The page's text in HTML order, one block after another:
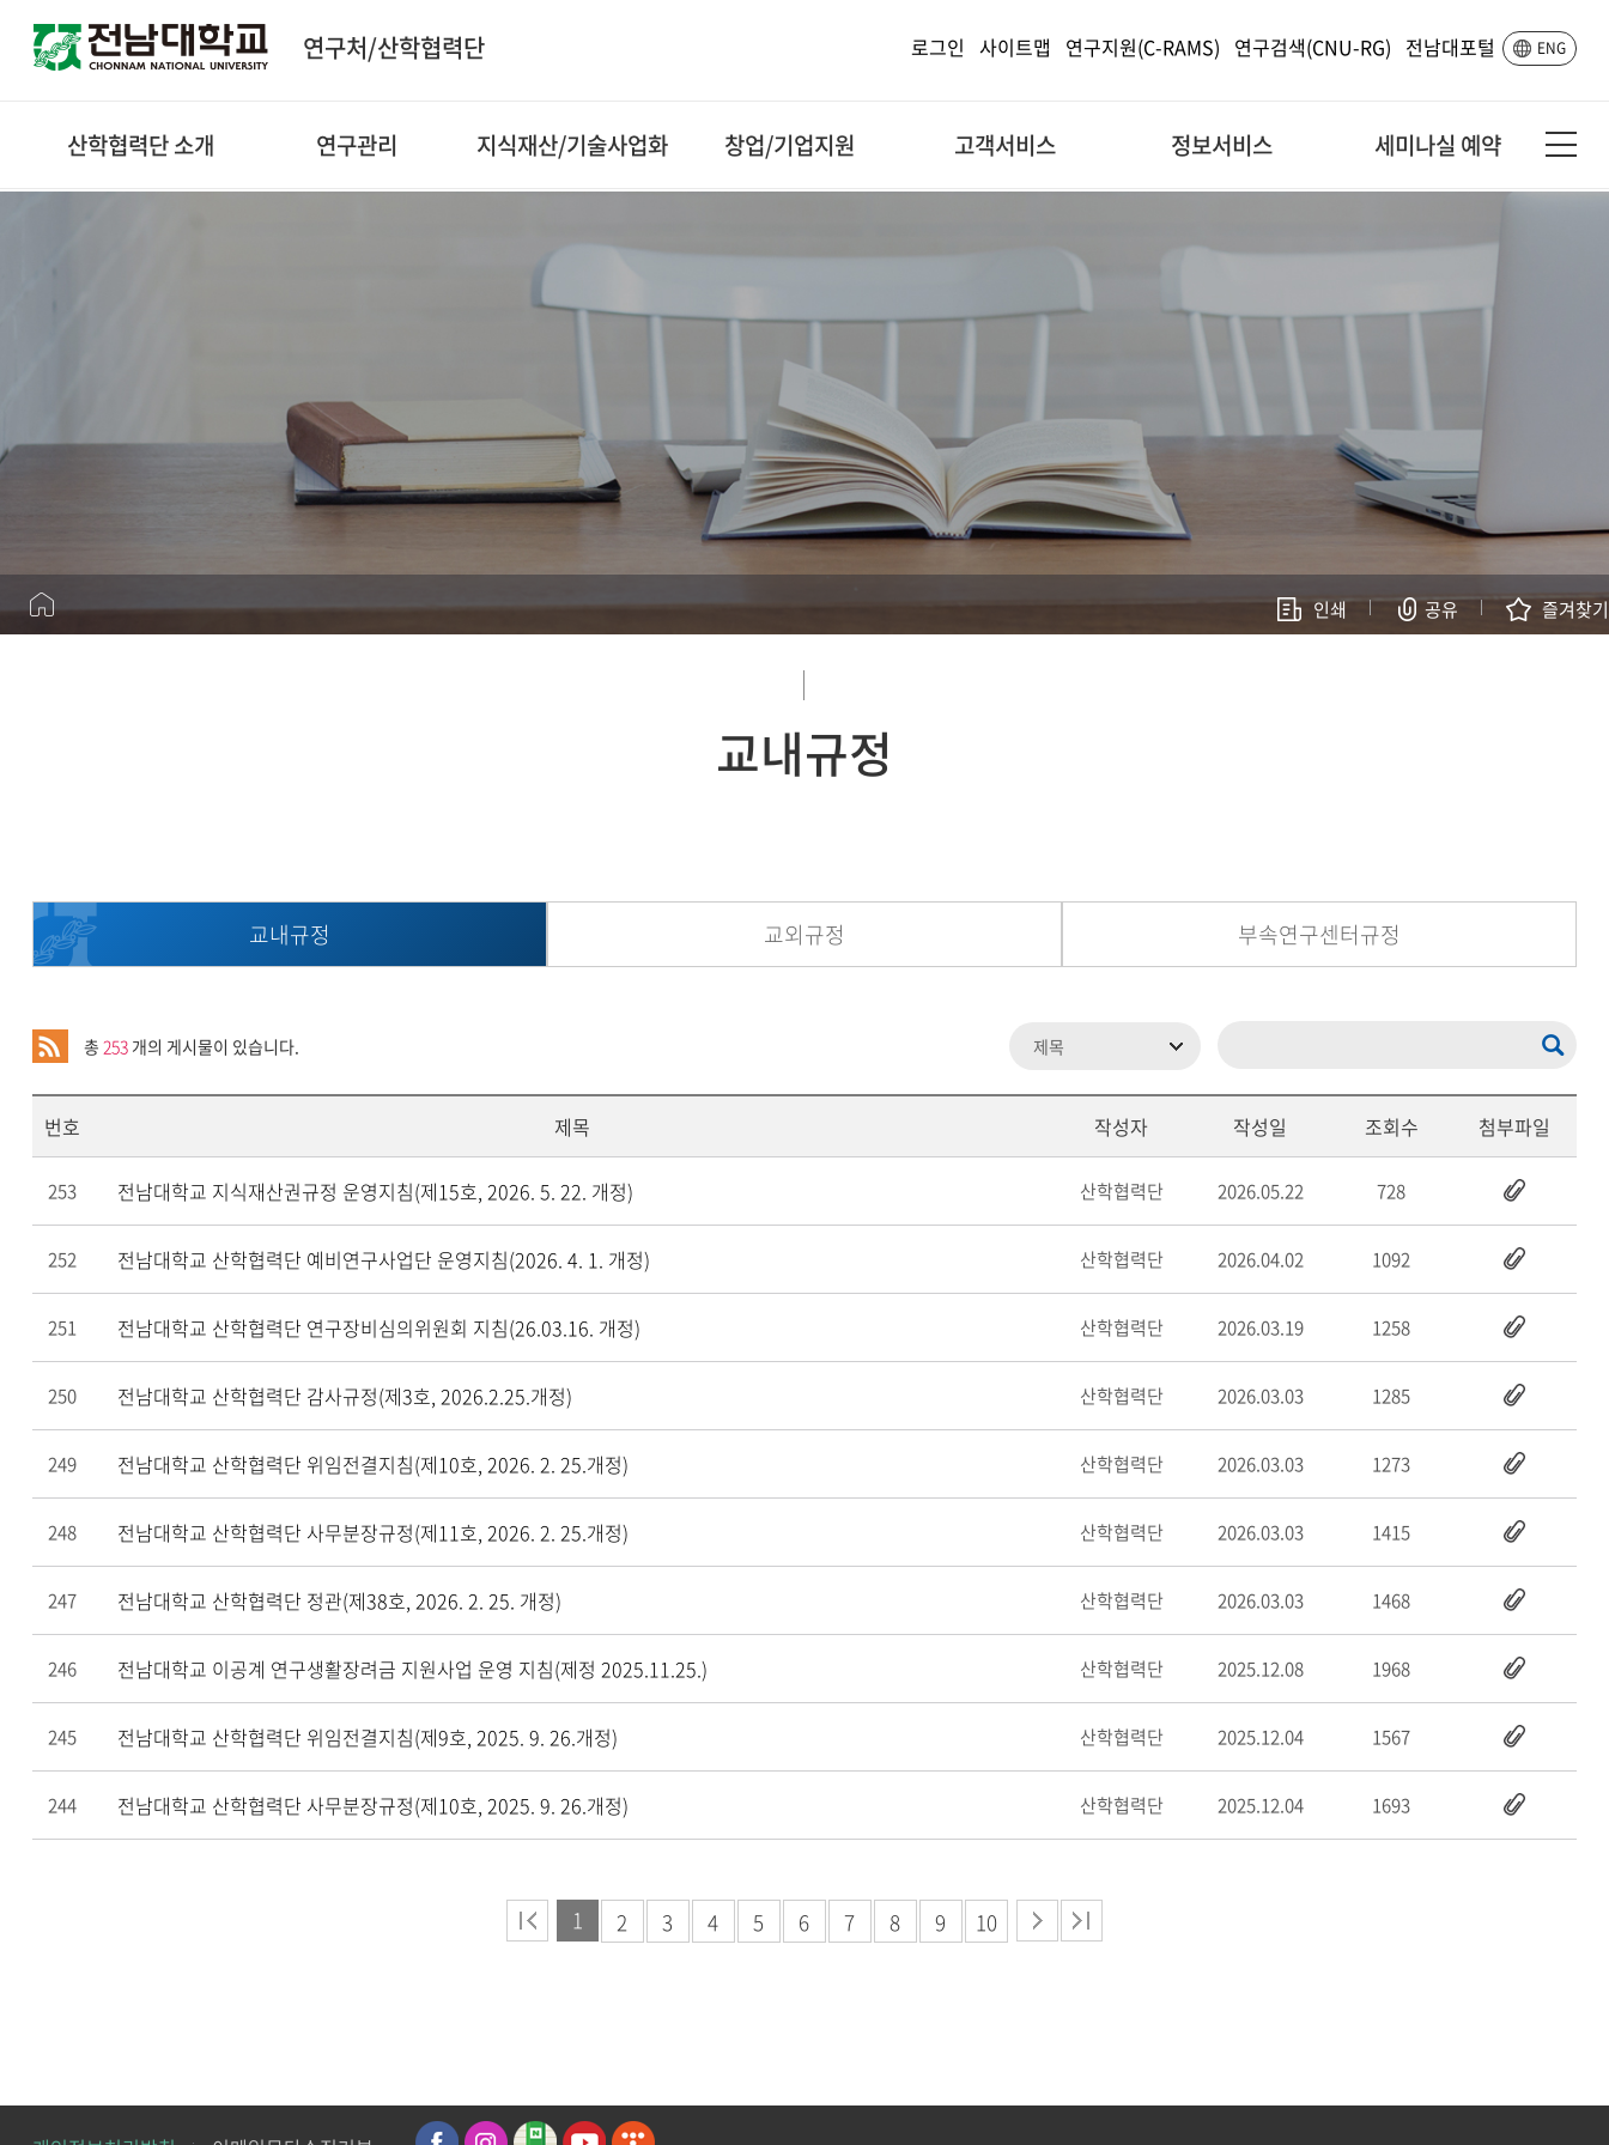
연구처/산학협력단 ENG
로그인 사이트맵 연구지원(C-RAMS) 연구검색(CNU-RG) 전남대포털
산학협력단 소개
오시는 길
연구관리
주요업무 및 사업소개
연구소식
NTIS공고
지식재산/기술사업화
지식재산권/직무발명
기술이전
기업멤버십
관련서식
창업/기업지원
창업보육센터
연구장비 공동활용
고객서비스
Q&A
고충처리신고센터/
연구윤리제보
정보서비스
규정 및 지침
자료실
예/결산공고
사업자등록증
세미나실 예약
유의사항 및 신청하기
인쇄 공유 즐겨찾기
교내규정
교내규정 교외규정 부속연구센터규정
총 253개의 게시물이 있습니다.
번호 제목 작성자 작성일 조회수 첨부파일
253 전남대학교 지식재산권규정 운영지침(제15호, 2026. 5. 22. 개정) 산학협력단 2026.05.22 728
252 전남대학교 산학협력단 예비연구사업단 운영지침(2026. 4. 1. 개정) 산학협력단 2026.04.02 1092
251 전남대학교 산학협력단 연구장비심의위원회 지침(26.03.16. 개정) 산학협력단 2026.03.19 1258
250 전남대학교 산학협력단 감사규정(제3호, 2026.2.25.개정) 산학협력단 2026.03.03 1285
249 전남대학교 산학협력단 위임전결지침(제10호, 2026. 2. 25.개정) 산학협력단 2026.03.03 1273
248 전남대학교 산학협력단 사무분장규정(제11호, 2026. 2. 25.개정) 산학협력단 2026.03.03 1415
247 전남대학교 산학협력단 정관(제38호, 2026. 2. 25. 개정) 산학협력단 2026.03.03 1468
246 전남대학교 이공계 연구생활장려금 지원사업 운영 지침(제정 2025.11.25.) 산학협력단 2025.12.08 1968
245 전남대학교 산학협력단 위임전결지침(제9호, 2025. 9. 26.개정) 산학협력단 2025.12.04 1567
244 전남대학교 산학협력단 사무분장규정(제10호, 2025. 9. 26.개정) 산학협력단 2025.12.04 1693
1 2 3 4 5 6 7 8 9 10